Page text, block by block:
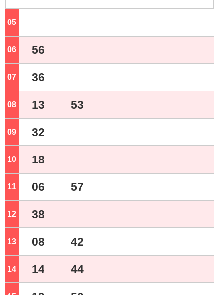
05
06 56
07 36
08 13 53
09 32
10 18
11 06 57
12 38
13 08 42
14 14 44